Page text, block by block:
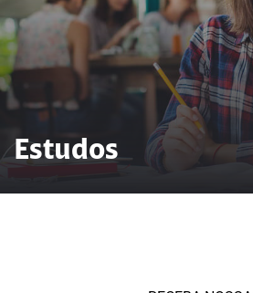
Estudos